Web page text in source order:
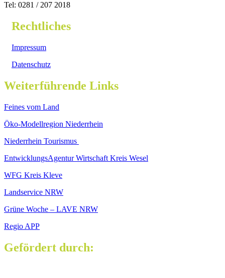
Tel: 0281 / 207 2018
Rechtliches
Impressum
Datenschutz
Weiterführende Links
Feines vom Land
Öko-Modellregion Niederrhein
Niederrhein Tourismus
EntwicklungsAgentur Wirtschaft Kreis Wesel
WFG Kreis Kleve
Landservice NRW
Grüne Woche – LAVE NRW
Regio APP
Gefördert durch: